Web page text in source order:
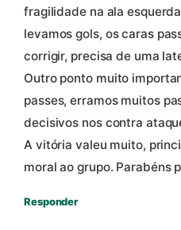
fragilidade na ala
levamos gols, os caras
corrigir, precisa de uma
Outro ponto muito
passes, erramos muitos
decisivos nos contra
A vitória valeu muito,
moral ao grupo. Parabéns
Responder